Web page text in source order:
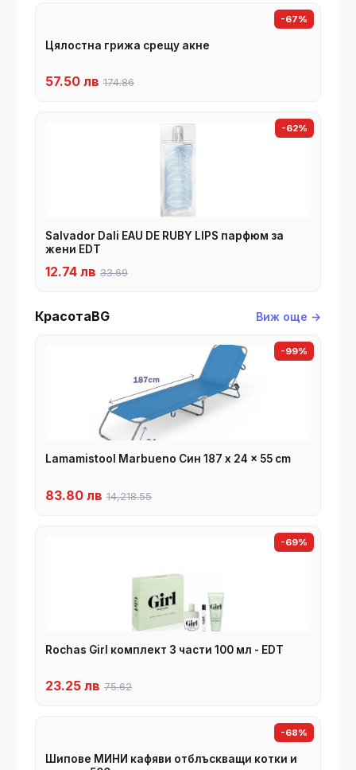
-67%
Цялостна грижа срещу акне
57.50 лв 174.86
-62%
Salvador Dali EAU DE RUBY LIPS парфюм за
жени EDT
12.74 лв 33.69
КрасотаBG Виж още →
-99%
Lamamistool Marbueno Син 187 x 24 x 55 cm
83.80 лв 14,218.55
-69%
Rochas Girl комплект 3 части 100 мл - EDT
23.25 лв 75.62
-68%
Шипове МИНИ кафяви отблъскващи котки и